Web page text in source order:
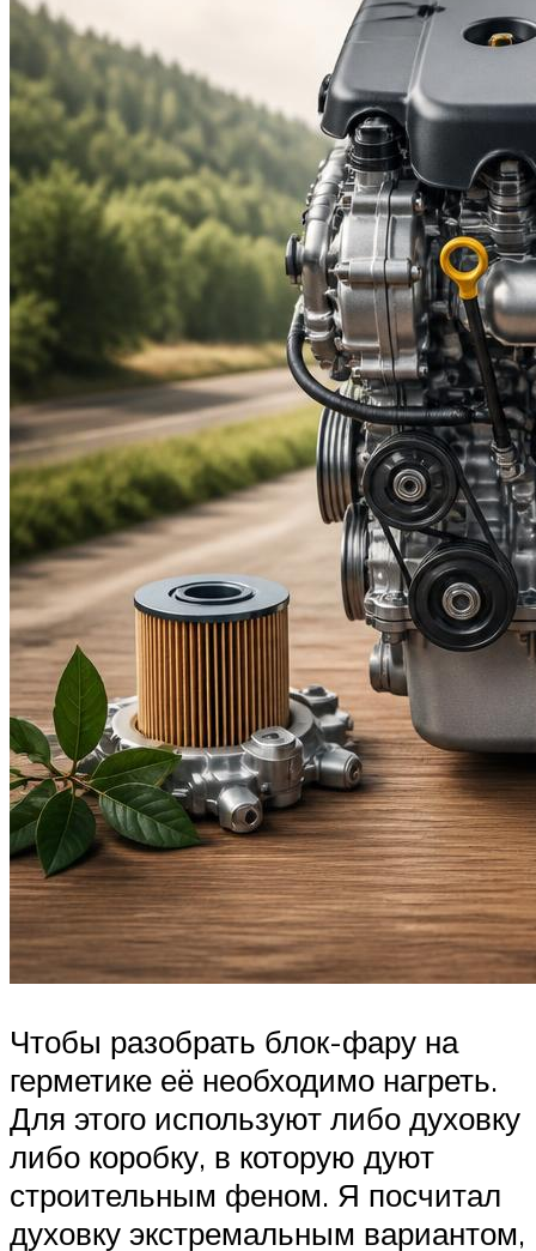
Чтобы разобрать блок-фару на
герметике её необходимо нагреть.
Для этого используют либо духовку
либо коробку, в которую дуют
строительным феном. Я посчитал
духовку экстремальным вариантом,